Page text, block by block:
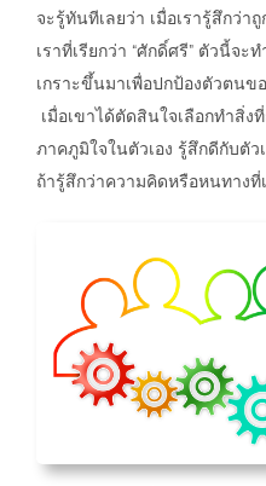
จะรู้ทันทีเลยว่า เมื่อเรารู้สึกว่
เราที่เรียกว่า “ศักดิ์ศรี” ตัวนี้จะ
เกราะขึ้นมาเพื่อปกป้องตัวตนข
เมื่อเขาได้ตัดสินใจเลือกทำสิ่ง
ภาคภูมิใจในตัวเอง รู้สึกดีกับตัว
ถ้ารู้สึกว่าความคิดหรือหนทางที่